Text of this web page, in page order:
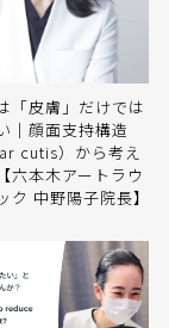
「皮膚」だけでは
｜顔面支持構造
cutis）から考え
六本木アートラウ
ク 中野陽子院長】